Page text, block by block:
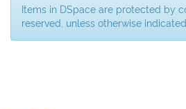
Items in DSpace are protected by
reserved, unless otherwise indicated.